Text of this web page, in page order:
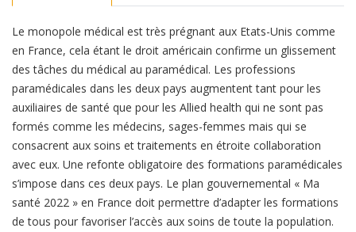
Le monopole médical est très prégnant aux Etats-Unis comme
en France, cela étant le droit américain confirme un glissement
des tâches du médical au paramédical. Les professions
paramédicales dans les deux pays augmentent tant pour les
auxiliaires de santé que pour les Allied health qui ne sont pas
formés comme les médecins, sages-femmes mais qui se
consacrent aux soins et traitements en étroite collaboration
avec eux. Une refonte obligatoire des formations paramédicales
s’impose dans ces deux pays. Le plan gouvernemental « Ma
santé 2022 » en France doit permettre d’adapter les formations
de tous pour favoriser l’accès aux soins de toute la population.